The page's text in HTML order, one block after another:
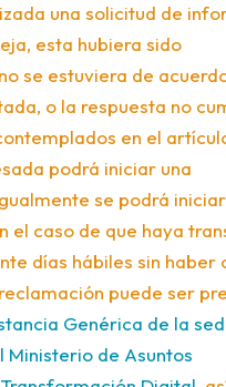
una solicitud de
esta hubiera sido
se estuviera de
o la respuesta no
en el
podrá iniciar una
se podrá
el caso de que haya
días hábiles sin haber
puede ser
Genérica de la
Ministerio de Asuntos